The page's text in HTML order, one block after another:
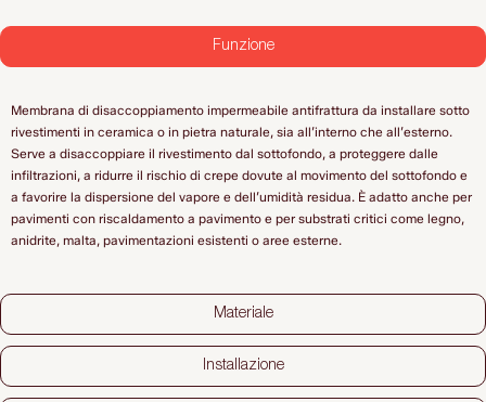
Funzione
Materiale
Installazione
Membrana di disaccoppiamento impermeabile antifrattura da installare sotto
rivestimenti in ceramica o in pietra naturale, sia all’interno che all’esterno.
Serve a disaccoppiare il rivestimento dal sottofondo, a proteggere dalle
infiltrazioni, a ridurre il rischio di crepe dovute al movimento del sottofondo e
a favorire la dispersione del vapore e dell’umidità residua. È adatto anche per
pavimenti con riscaldamento a pavimento e per substrati critici come legno,
anidrite, malta, pavimentazioni esistenti o aree esterne.